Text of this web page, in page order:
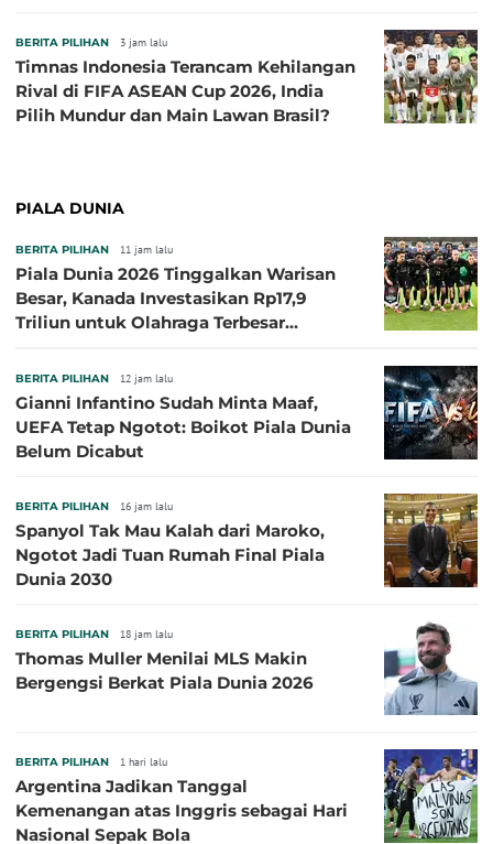
BERITA PILIHAN 3 jam lalu
Timnas Indonesia Terancam Kehilangan
Rival di FIFA ASEAN Cup 2026, India
Pilih Mundur dan Main Lawan Brasil?
PIALA DUNIA
BERITA PILIHAN 11 jam lalu
Piala Dunia 2026 Tinggalkan Warisan
Besar, Kanada Investasikan Rp17,9
Triliun untuk Olahraga Terbesar
BERITA PILIHAN 12 jam lalu
Gianni Infantino Sudah Minta Maaf,
UEFA Tetap Ngotot: Boikot Piala Dunia
Belum Dicabut
BERITA PILIHAN 16 jam lalu
Spanyol Tak Mau Kalah dari Maroko,
Ngotot Jadi Tuan Rumah Final Piala
Dunia 2030
BERITA PILIHAN 18 jam lalu
Thomas Muller Menilai MLS Makin
Bergengsi Berkat Piala Dunia 2026
BERITA PILIHAN 1 hari lalu
Argentina Jadikan Tanggal
Kemenangan atas Inggris sebagai Hari
Nasional Sepak Bola